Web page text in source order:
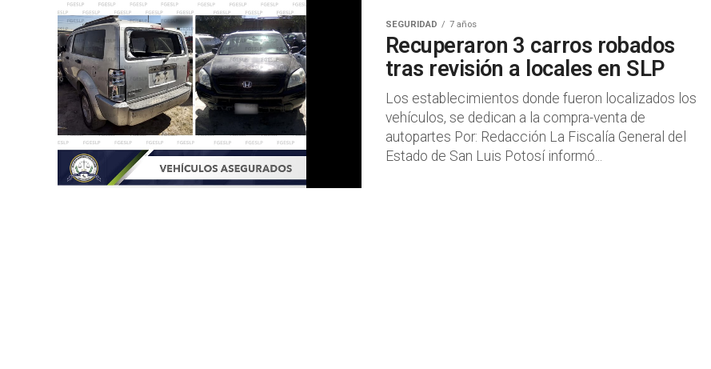
SEGURIDAD 7 años
Recuperaron 3 carros robados
tras revisión a locales en SLP
Los establecimientos donde fueron localizados los
vehículos, se dedican a la compra-venta de
autopartes Por: Redacción La Fiscalía General del
Estado de San Luis Potosí informó...